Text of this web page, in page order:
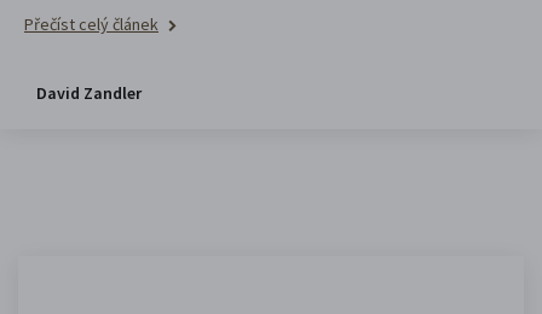
Přečíst celý článek
David Zandler